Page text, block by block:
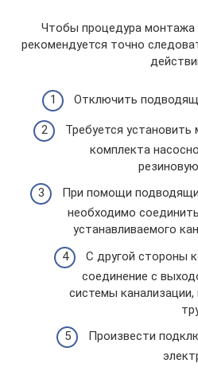
Чтобы процедура монтажа
рекомендуется точно
Отключить
Требуется
комплекта
При помощи
необходимо
устанавливаемого
С другой стороны
соединение с
системы
Произвести